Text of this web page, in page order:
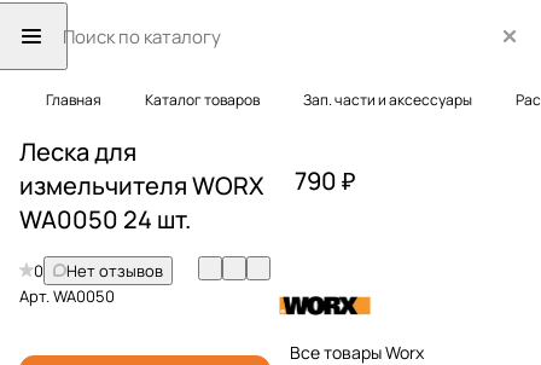
Главная Каталог товаров Зап. части и аксессуары
Леска для
измельчителя WORX
WA0050 24 шт.
0
Нет отзывов
Арт.WA0050
790 ₽
Все товары Worx